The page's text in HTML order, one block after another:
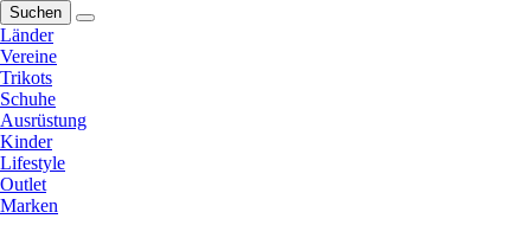
Suchen
Länder
Vereine
Trikots
Schuhe
Ausrüstung
Kinder
Lifestyle
Outlet
Marken